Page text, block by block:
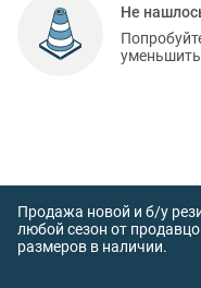
Не
Продажа новой и б/у
любой сезон от
размеров в наличии.